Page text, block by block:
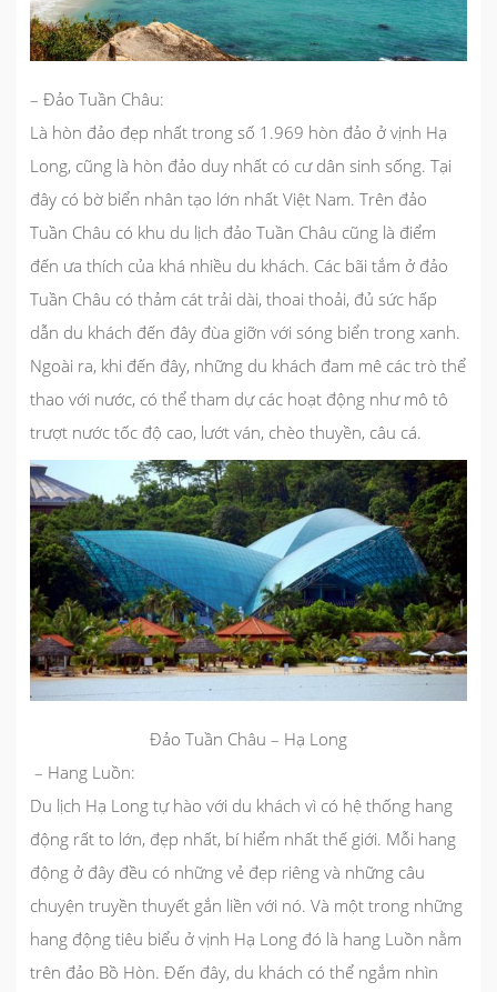
– Đảo Tuần Châu:
Là hòn đảo đẹp nhất trong số 1.969 hòn đảo ở vịnh Hạ
Long, cũng là hòn đảo duy nhất có cư dân sinh sống. Tại
đây có bờ biển nhân tạo lớn nhất Việt Nam. Trên đảo
Tuần Châu có khu du lịch đảo Tuần Châu cũng là điểm
đến ưa thích của khá nhiều du khách. Các bãi tắm ở đảo
Tuần Châu có thảm cát trải dài, thoai thoải, đủ sức hấp
dẫn du khách đến đây đùa giỡn với sóng biển trong xanh.
Ngoài ra, khi đến đây, những du khách đam mê các trò thể
thao với nước, có thể tham dự các hoạt động như mô tô
trượt nước tốc độ cao, lướt ván, chèo thuyền, câu cá.
Đảo Tuần Châu – Hạ Long
– Hang Luồn:
Du lịch Hạ Long tự hào với du khách vì có hệ thống hang
động rất to lớn, đẹp nhất, bí hiểm nhất thế giới. Mỗi hang
động ở đây đều có những vẻ đẹp riêng và những câu
chuyện truyền thuyết gắn liền với nó. Và một trong những
hang động tiêu biểu ở vịnh Hạ Long đó là hang Luồn nằm
trên đảo Bồ Hòn. Đến đây, du khách có thể ngắm nhìn